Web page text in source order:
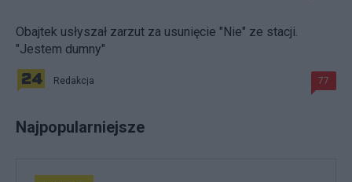
Obajtek usłyszał zarzut za usunięcie "Nie" ze stacji.
"Jestem dumny"
Redakcja 77
Najpopularniejsze